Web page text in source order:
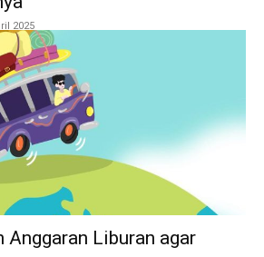
2025
Anggaran Liburan agar